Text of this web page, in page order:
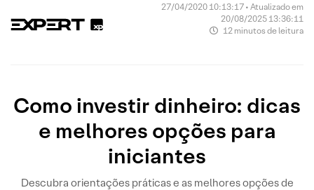
27/04/2020 10:13:17 • Atualizado em
20/08/2025 13:36:11
12 minutos de leitura
Como investir dinheiro: dicas
e melhores opções para
iniciantes
Descubra orientações práticas e as melhores opções de